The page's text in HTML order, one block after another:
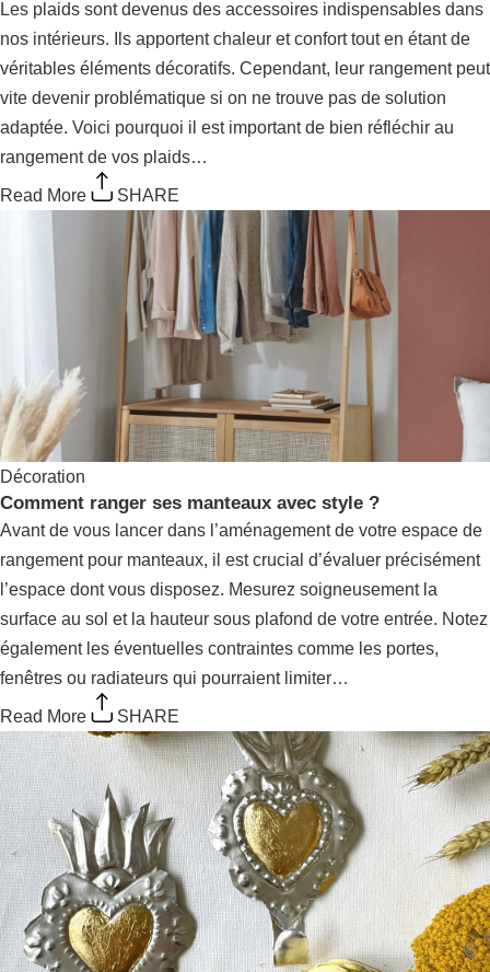
dans nos intérieurs. Ils apportent chaleur et confort tout en
étant de véritables éléments décoratifs. Cependant, leur
rangement peut vite devenir problématique si on ne trouve
pas de solution adaptée. Voici pourquoi il est important de
bien réfléchir au rangement de vos plaids…
Read More SHARE
Décoration
Comment ranger ses manteaux avec style ?
Avant de vous lancer dans l’aménagement de votre
espace de rangement pour manteaux, il est crucial
d’évaluer précisément l’espace dont vous disposez.
Mesurez soigneusement la surface au sol et la hauteur
sous plafond de votre entrée. Notez également les
éventuelles contraintes comme les portes, fenêtres ou
radiateurs qui pourraient limiter…
Read More SHARE